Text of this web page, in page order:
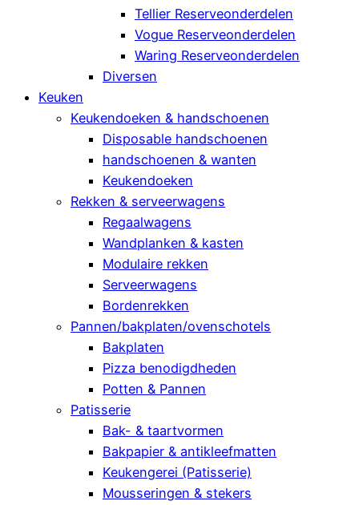
Tellier Reserveonderdelen
Vogue Reserveonderdelen
Waring Reserveonderdelen
Diversen
Keuken
Keukendoeken & handschoenen
Disposable handschoenen
handschoenen & wanten
Keukendoeken
Rekken & serveerwagens
Regaalwagens
Wandplanken & kasten
Modulaire rekken
Serveerwagens
Bordenrekken
Pannen/bakplaten/ovenschotels
Bakplaten
Pizza benodigdheden
Potten & Pannen
Patisserie
Bak- & taartvormen
Bakpapier & antikleefmatten
Keukengerei (Patisserie)
Mousseringen & stekers